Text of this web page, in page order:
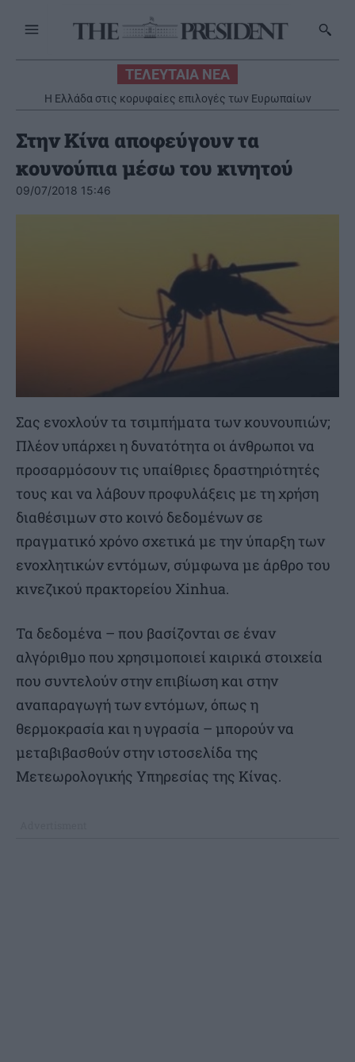
ΤΕΛΕΥΤΑΙΑ ΝΕΑ
Η Ελλάδα στις κορυφαίες επιλογές των Ευρωπαίων
ταξιδιωτών
Στην Κίνα αποφεύγουν τα
κουνούπια μέσω του κινητού
09/07/2018 15:46
Σας ενοχλούν τα τσιμπήματα των κουνουπιών;
Πλέον υπάρχει η δυνατότητα οι άνθρωποι να
προσαρμόσουν τις υπαίθριες δραστηριότητές
τους και να λάβουν προφυλάξεις με τη χρήση
διαθέσιμων στο κοινό δεδομένων σε
πραγματικό χρόνο σχετικά με την ύπαρξη των
ενοχλητικών εντόμων, σύμφωνα με άρθρο του
κινεζικού πρακτορείου Xinhua.
Τα δεδομένα – που βασίζονται σε έναν
αλγόριθμο που χρησιμοποιεί καιρικά στοιχεία
που συντελούν στην επιβίωση και στην
αναπαραγωγή των εντόμων, όπως η
θερμοκρασία και η υγρασία – μπορούν να
μεταβιβασθούν στην ιστοσελίδα της
Μετεωρολογικής Υπηρεσίας της Κίνας.